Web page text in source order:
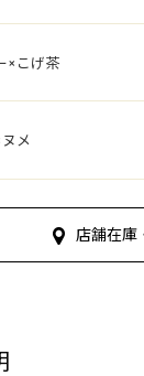
×こげ茶
メ
店舗在庫